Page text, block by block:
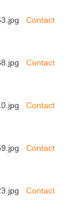
Contact
Contact
Contact
Contact
Contact